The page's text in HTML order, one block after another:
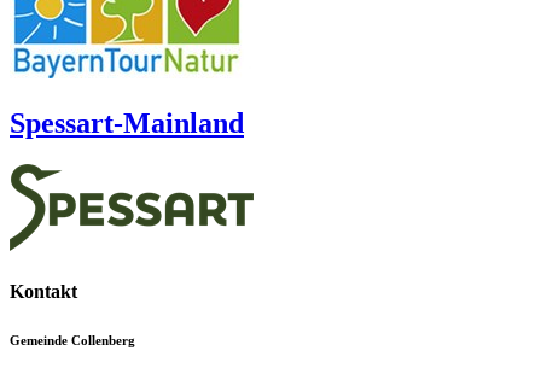
Spessart-Mainland
Kontakt
Gemeinde Collenberg